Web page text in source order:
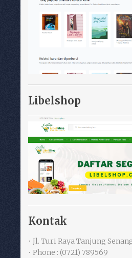
Libelshop
Kontak
• Jl. Turi Raya Tanjung
• Phone : (0721) 789569